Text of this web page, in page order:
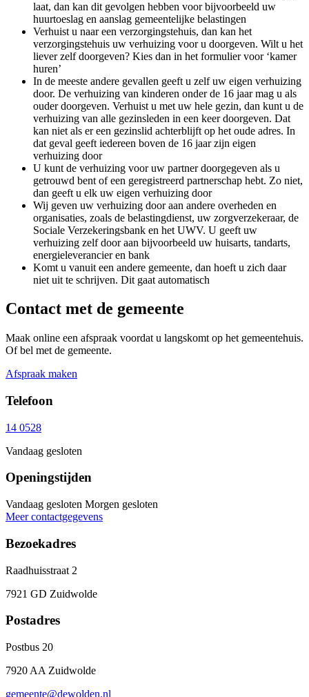
laat, dan kan dit gevolgen hebben voor bijvoorbeeld uw
huurtoeslag en aanslag gemeentelijke belastingen
Verhuist u naar een verzorgingstehuis, dan kan het
verzorgingstehuis uw verhuizing voor u doorgeven. Wilt u het
liever zelf doorgeven? Kies dan in het formulier voor ‘kamer
huren’
In de meeste andere gevallen geeft u zelf uw eigen verhuizing
door. De verhuizing van kinderen onder de 16 jaar mag u als
ouder doorgeven. Verhuist u met uw hele gezin, dan kunt u de
verhuizing van alle gezinsleden in een keer doorgeven. Dat
kan niet als er een gezinslid achterblijft op het oude adres. In
dat geval geeft iedereen boven de 16 jaar zijn eigen
verhuizing door
U kunt de verhuizing voor uw partner doorgegeven als u
getrouwd bent of een geregistreerd partnerschap hebt. Zo niet,
dan geeft u elk uw eigen verhuizing door
Wij geven uw verhuizing door aan andere overheden en
organisaties, zoals de belastingdienst, uw zorgverzekeraar, de
Sociale Verzekeringsbank en het UWV. U geeft uw
verhuizing zelf door aan bijvoorbeeld uw huisarts, tandarts,
energieleverancier en bank
Komt u vanuit een andere gemeente, dan hoeft u zich daar
niet uit te schrijven. Dit gaat automatisch
Contact met de gemeente
Maak online een afspraak voordat u langskomt op het gemeentehuis.
Of bel met de gemeente.
Afspraak maken
Telefoon
14 0528
Vandaag gesloten
Openingstijden
Vandaag gesloten Morgen gesloten
Meer contactgegevens
Bezoekadres
Raadhuisstraat 2
7921 GD Zuidwolde
Postadres
Postbus 20
7920 AA Zuidwolde
gemeente@dewolden.nl